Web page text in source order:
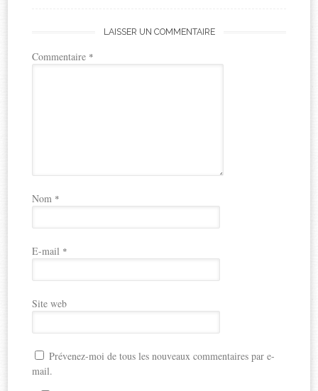
LAISSER UN COMMENTAIRE
Commentaire *
Nom *
E-mail *
Site web
Prévenez-moi de tous les nouveaux commentaires par e-
mail.